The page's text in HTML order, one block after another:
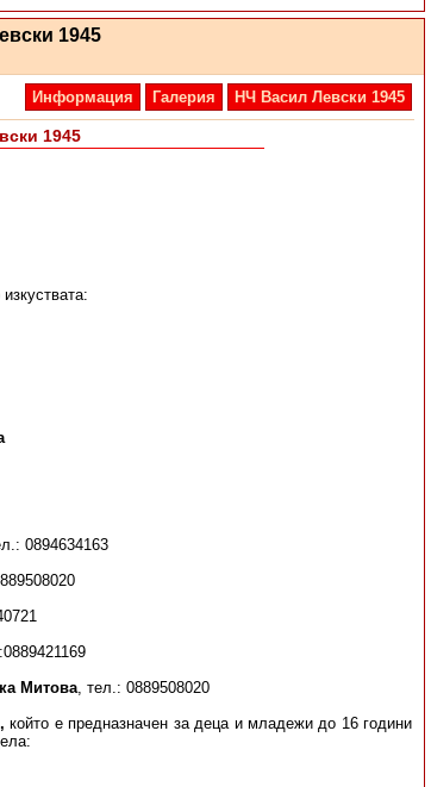
1945
Информация Галерия НЧ Васил Левски 1945
1945
0894634163
Митова, тел.: 0889508020
който е предназначен за деца и младежи до 16 години